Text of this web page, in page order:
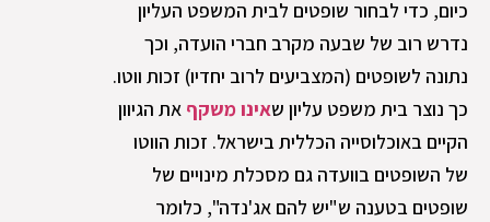
כיום, כדי לבחור שופטים לבית המשפט העליון
נדרש רוב של שבעה מקרב חברי הועדה, וכך
נתונה לשופטים (המצביעים לרוב יחדיו) זכות ווטו.
כך נוצר בית משפט עליון שאינו משקף את הגיוון
הקיים באוכלוסייה הכללית בישראל. זכות הווטו
של השופטים בוועדה גם מסכלת מינויים של
שופטים בטענה ש"יש להם אג'נדה", כלומר